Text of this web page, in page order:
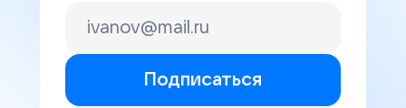
Подписаться